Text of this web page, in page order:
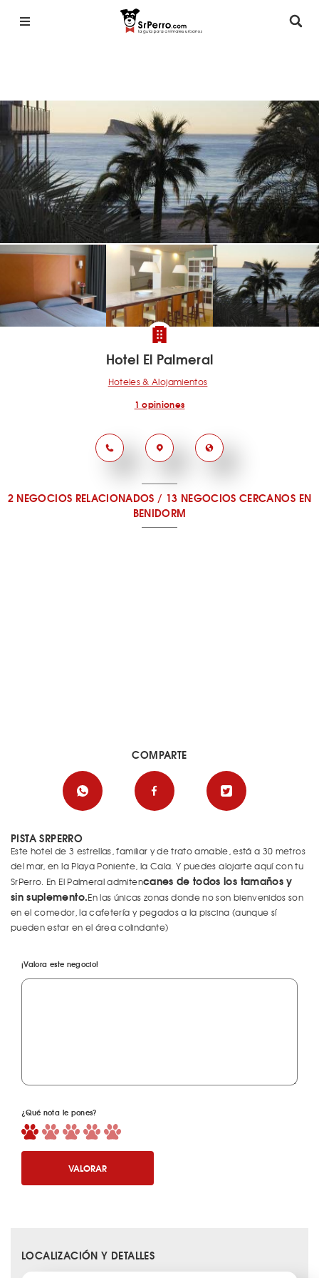
Hotel El Palmeral
Hoteles & Alojamientos
1 opiniones
2 NEGOCIOS RELACIONADOS / 13 NEGOCIOS CERCANOS EN
BENIDORM
PISTA SRPERRO
Este hotel de 3 estrellas, familiar y de trato amable, está a 30 metros
del mar, en la Playa Poniente, la Cala. Y puedes alojarte aquí con tu
SrPerro. En El Palmeral admitencanes de todos los tamaños y
sin suplemento.En las únicas zonas donde no son bienvenidos son
en el comedor, la cafetería y pegados a la piscina (aunque sí
pueden estar en el área colindante)
¡Valora este negocio!
¿Qué nota le pones?
VALORAR
COMPARTE
LOCALIZACIÓN Y DETALLES